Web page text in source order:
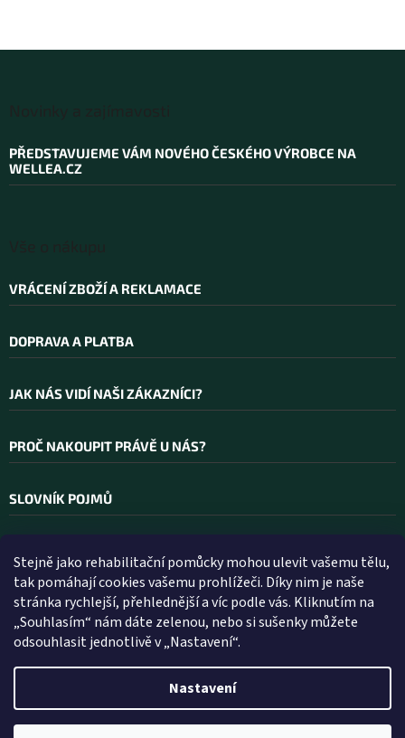
Stejně jako rehabilitační pomůcky mohou ulevit vašemu tělu,
tak pomáhají cookies vašemu prohlížeči. Díky nim je naše
stránka rychlejší, přehlednější a víc podle vás. Kliknutím na
„Souhlasím“ nám dáte zelenou, nebo si sušenky můžete
odsouhlasit jednotlivě v „Nastavení“.
Nastavení
PŘEDSTAVUJEME VÁM NOVÉHO ČESKÉHO VÝROBCE NA
WELLEA.CZ
VRÁCENÍ ZBOŽÍ A REKLAMACE
DOPRAVA A PLATBA
JAK NÁS VIDÍ NAŠI ZÁKAZNÍCI?
PROČ NAKOUPIT PRÁVĚ U NÁS?
SLOVNÍK POJMŮ
Kontakt
INFO@WELLEA.CZ
800 200 900
602 112 602
Vytvořil Shoptet